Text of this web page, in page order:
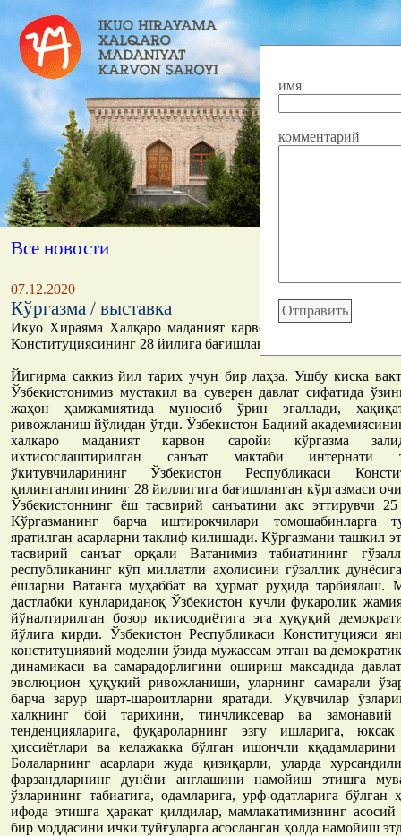
Все новости
07.12.2020
Кўргазма / выставка
имя
комментарий
Икуо Хираяма Халқаро маданият карвон саройида
Конституциясининг 28 йилига бағишланган кўргазма.
Йигирма саккиз йил тарих учун бир лаҳза. Ушбу киска
Ўзбекистонимиз мустакил ва суверен давлат сифатида
жаҳон ҳамжамиятида муносиб ўрин эгаллади,
ривожланиш йўлидан ўтди. Ўзбекистон Бадиий
халкаро маданият карвон саройи кўргазма
ихтисослаштирилган санъат мактаби интернати
ўкитувчиларининг Ўзбекистон Республикаси
қилинганлигининг 28 йиллигига бағишланган кўргазмаси
Ўзбекистоннинг ёш тасвирий санъатини акс эттирувчи 25
Кўргазманинг барча иштирокчилари томошабинларга
яратилган асарларни таклиф килишади. Кўргазмани ташкил
тасвирий санъат орқали Ватанимиз табиатининг
республиканинг кўп миллатли аҳолисини гўзаллик
ёшларни Ватанга муҳаббат ва ҳурмат руҳида тарбиялаш.
дастлабки кунлариданоқ Ўзбекистон кучли фукаролик
йўналтирилган бозор иктисодиётига эга ҳуқуқий
йўлига кирди. Ўзбекистон Республикаси Конституцияси
конституциявий моделни ўзида мужассам этган ва
динамикаси ва самарадорлигини ошириш максадида
эволюцион ҳуқуқий ривожланиши, уларнинг самарали
барча зарур шарт-шароитларни яратади. Уқувчилар
халқнинг бой тарихини, тинчликсевар ва замонавий
тенденцияларига, фуқароларнинг эзгу ишларига, юксак
ҳиссиётлари ва келажакка бўлган ишончли кқадамларини
Болаларнинг асарлари жуда қизиқарли, уларда
фарзандларнинг дунёни англашини намойиш этишга
ўзларининг табиатига, одамларига, урф-одатларига бўлган
ифода этишга ҳаракат қилдилар, мамлакатимизнинг
бир моддасини ички туйғуларга асосланган ҳолда намойиш